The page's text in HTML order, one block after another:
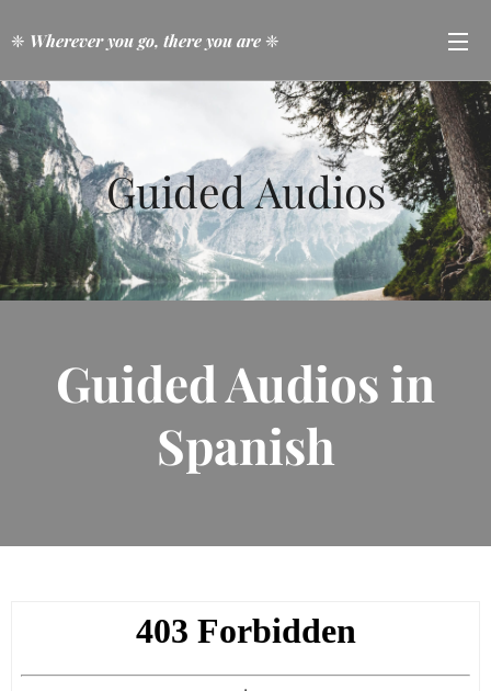
❈ Wherever you go, there you are ❈
Guided Audios
Guided Audios in
Spanish